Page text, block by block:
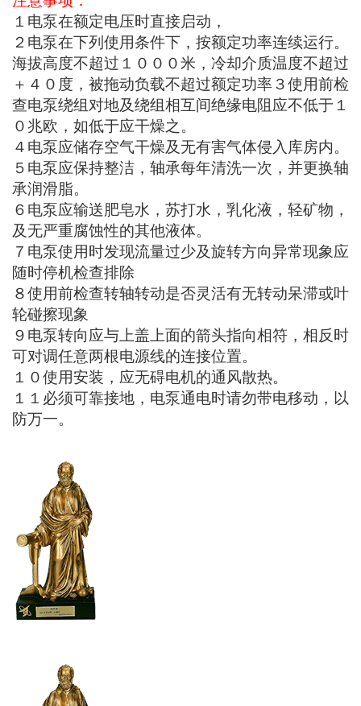
注意事项：
１电泵在额定电压时直接启动，
２电泵在下列使用条件下，按额定功率连续运行。
海拔高度不超过１０００米，冷却介质温度不超过
＋４０度，被拖动负载不超过额定功率３使用前检
查电泵绕组对地及绕组相互间绝缘电阻应不低于１
０兆欧，如低于应干燥之。
４电泵应储存空气干燥及无有害气体侵入库房内。
５电泵应保持整洁，轴承每年清洗一次，并更换轴
承润滑脂。
６电泵应输送肥皂水，苏打水，乳化液，轻矿物，
及无严重腐蚀性的其他液体。
７电泵使用时发现流量过少及旋转方向异常现象应
８使用前检查转轴转动是否灵活有无转动呆滞或叶
轮碰擦现象
９电泵转向应与上盖上面的箭头指向相符，相反时
可对调任意两根电源线的连接位置。
１０使用安装，应无碍电机的通风散热。
１１必须可靠接地，电泵通电时请勿带电移动，以
防万一。